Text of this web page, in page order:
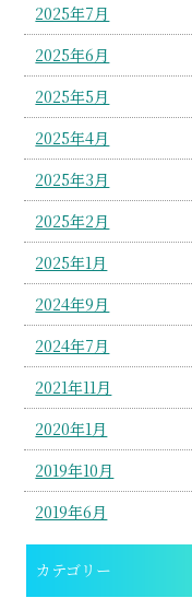
2025年7月
2025年6月
2025年5月
2025年4月
2025年3月
2025年2月
2025年1月
2024年9月
2024年7月
2021年11月
2020年1月
2019年10月
2019年6月
カテゴリー